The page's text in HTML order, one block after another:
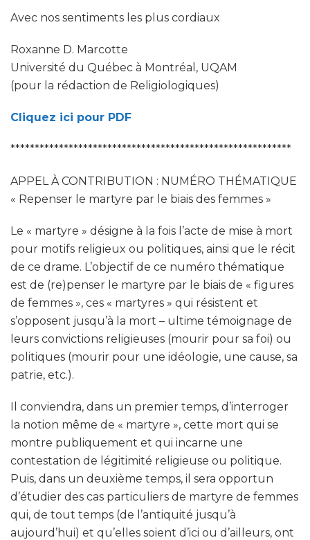
Avec nos sentiments les plus cordiaux
Roxanne D. Marcotte
Université du Québec à Montréal, UQAM
(pour la rédaction de Religiologiques)
Cliquez ici pour PDF
**********************************************************
APPEL À CONTRIBUTION : NUMÉRO THÉMATIQUE
« Repenser le martyre par le biais des femmes »
Le « martyre » désigne à la fois l’acte de mise à mort
pour motifs religieux ou politiques, ainsi que le récit
de ce drame. L’objectif de ce numéro thématique
est de (re)penser le martyre par le biais de « figures
de femmes », ces « martyres » qui résistent et
s’opposent jusqu’à la mort – ultime témoignage de
leurs convictions religieuses (mourir pour sa foi) ou
politiques (mourir pour une idéologie, une cause, sa
patrie, etc.).
Il conviendra, dans un premier temps, d’interroger
la notion même de « martyre », cette mort qui se
montre publiquement et qui incarne une
contestation de légitimité religieuse ou politique.
Puis, dans un deuxième temps, il sera opportun
d’étudier des cas particuliers de martyre de femmes
qui, de tout temps (de l’antiquité jusqu’à
aujourd’hui) et qu’elles soient d’ici ou d’ailleurs, ont